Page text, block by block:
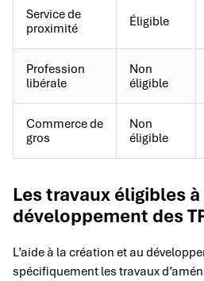
Service de
proximité
Éligible
Profession
libérale
Non
éligible
Commerce de
gros
Non
éligible
Les travaux éligibles à
développement des
L’aide à la création et au
spécifiquement les travaux